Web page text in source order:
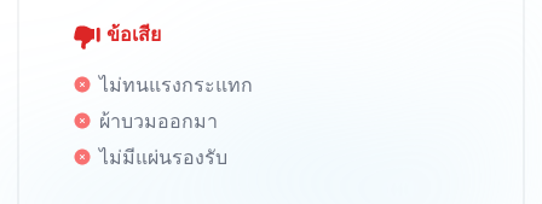
ข้อเสีย
ไม่ทนแรงกระแทก
ผ้าบวมออกมา
ไม่มีแผ่นรองรับ